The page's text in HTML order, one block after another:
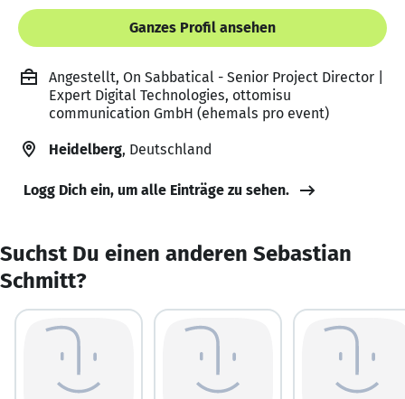
Ganzes Profil ansehen
Angestellt, On Sabbatical - Senior Project Director |
Expert Digital Technologies, ottomisu
communication GmbH (ehemals pro event)
Heidelberg, Deutschland
Logg Dich ein, um alle Einträge zu sehen.
Suchst Du einen anderen Sebastian
Schmitt?